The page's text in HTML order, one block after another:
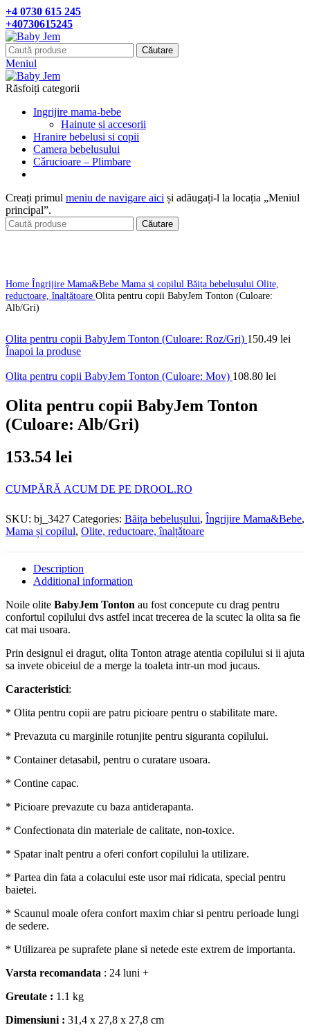
+4 0730 615 245
+40730615245
Căutare
Meniul
Răsfoiți categorii
Ingrijire mama-bebe
Hainute si accesorii
Hranire bebelusi si copii
Camera bebelusului
Cǎrucioare – Plimbare
Creați primul meniu de navigare aici și adăugați-l la locația „Meniul
principal”.
Căutare
Home Îngrijire Mama&Bebe Mama și copilul Băița bebelușului Olite,
reductoare, înalțǎtoare Olita pentru copii BabyJem Tonton (Culoare:
Alb/Gri)
Olita pentru copii BabyJem Tonton (Culoare: Roz/Gri) 150.49 lei
Înapoi la produse
Olita pentru copii BabyJem Tonton (Culoare: Mov) 108.80 lei
Olita pentru copii BabyJem Tonton
(Culoare: Alb/Gri)
153.54 lei
CUMPĂRĂ ACUM DE PE DROOL.RO
SKU: bj_3427 Categories: Băița bebelușului, Îngrijire Mama&Bebe,
Mama și copilul, Olite, reductoare, înalțǎtoare
Description
Additional information
Noile olite BabyJem Tonton au fost concepute cu drag pentru
confortul copilului dvs astfel incat trecerea de la scutec la olita sa fie
cat mai usoara.
Prin designul ei dragut, olita Tonton atrage atentia copilului si ii ajuta
sa invete obiceiul de a merge la toaleta intr-un mod jucaus.
Caracteristici:
* Olita pentru copii are patru picioare pentru o stabilitate mare.
* Prevazuta cu marginile rotunjite pentru siguranta copilului.
* Container detasabil, pentru o curatare usoara.
* Contine capac.
* Picioare prevazute cu baza antiderapanta.
* Confectionata din materiale de calitate, non-toxice.
* Spatar inalt pentru a oferi confort copilului la utilizare.
* Partea din fata a colacului este usor mai ridicata, special pentru
baietei.
* Scaunul moale ofera confort maxim chiar si pentru perioade lungi
de sedere.
* Utilizarea pe suprafete plane si netede este extrem de importanta.
Varsta recomandata : 24 luni +
Greutate : 1.1 kg
Dimensiuni : 31,4 x 27,8 x 27,8 cm